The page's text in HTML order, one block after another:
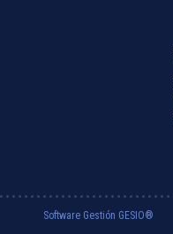
Software Gestión GESIO®